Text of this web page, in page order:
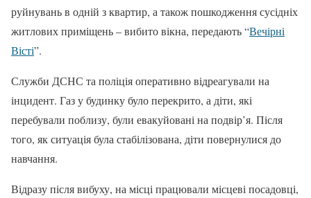
руйнувань в одній з квартир, а також пошкодження сусідніх
житлових приміщень – вибито вікна, передають “Вечірні
Вісті”.
Служби ДСНС та поліція оперативно відреагували на
інцидент. Газ у будинку було перекрито, а діти, які
перебували поблизу, були евакуйовані на подвір’я. Після
того, як ситуація була стабілізована, діти повернулися до
навчання.
Відразу після вибуху, на місці працювали місцеві посадовці,